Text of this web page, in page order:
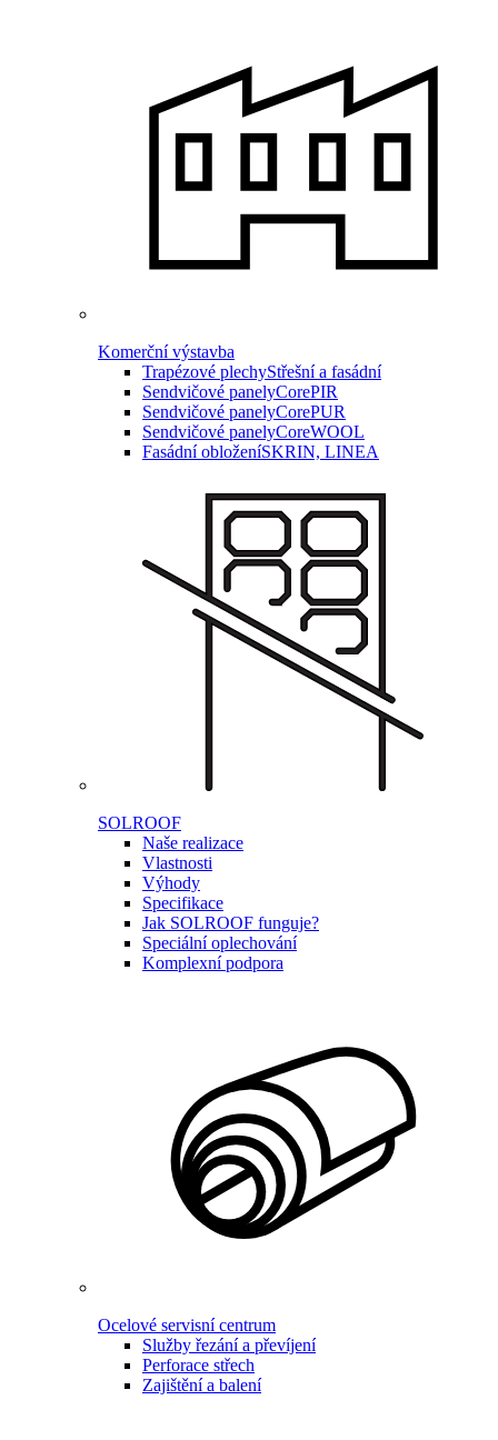
Komerční výstavba
Trapézové plechyStřešní a fasádní
Sendvičové panelyCorePIR
Sendvičové panelyCorePUR
Sendvičové panelyCoreWOOL
Fasádní obloženíSKRIN, LINEA
SOLROOF
Naše realizace
Vlastnosti
Výhody
Specifikace
Jak SOLROOF funguje?
Speciální oplechování
Komplexní podpora
Ocelové servisní centrum
Služby řezání a převíjení
Perforace střech
Zajištění a balení